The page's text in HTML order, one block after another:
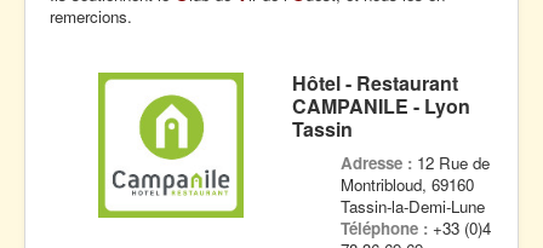
Nos sponsors
remercions.
Hôtel - Restaurant
CAMPANILE - Lyon
Tassin
Adresse : 12 Rue de
Montribloud, 69160
Tassin-la-Demi-Lune
Téléphone : +33 (0)4